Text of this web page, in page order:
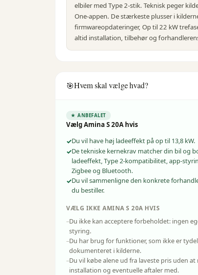
elbiler med Type 2-stik. Teknisk peger
One-appen. De stærkeste plusser i
firmwareopdateringer, Op til 22 kW
altid installation, tilbehør og
🎯Hvem skal vælge hvad?
★ ANBEFALET
VælgAmina S 20A hvis
Du vil have høj ladeeffekt på op til 13,8 kW.
De tekniske kernekrav matcher din bil og
ladeeffekt, Type 2-kompatibilitet, app-
Zigbee og Bluetooth.
Du vil sammenligne den konkrete
du bestiller.
VÆLG IKKE AMINA S 20A HVIS
Du ikke kan acceptere forbeholdet: ingen
styring.
Du har brug for funktioner, som ikke er
dokumenteret i kilderne.
Du vil købe alene ud fra laveste pris uden at
installation og eventuelle aftaler med.